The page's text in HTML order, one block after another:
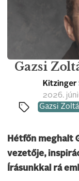
Gazsi
Kitzinger
2026.
Gazsi
Hétfőn meghalt
vezetője,
Írásunkkal rá